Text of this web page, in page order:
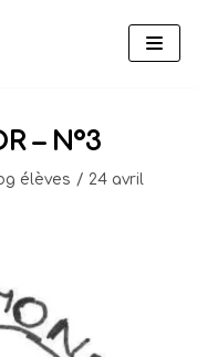
– N°3
élèves
24 avril